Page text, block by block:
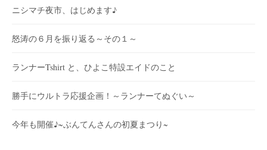
ニシマチ夜市、はじめます♪
怒涛の６月を振り返る～その１～
ランナーTshirt と、ひよこ特設エイドのこと
勝手にウルトラ応援企画！～ランナーてぬぐい～
今年も開催♪~ぶんてんさんの初夏まつり~